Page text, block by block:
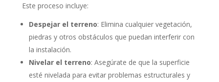
Este proceso incluye:
Despejar el terreno: Elimina cualquier vegetación,
piedras y otros obstáculos que puedan interferir con
la instalación.
Nivelar el terreno: Asegúrate de que la superficie
esté nivelada para evitar problemas estructurales y